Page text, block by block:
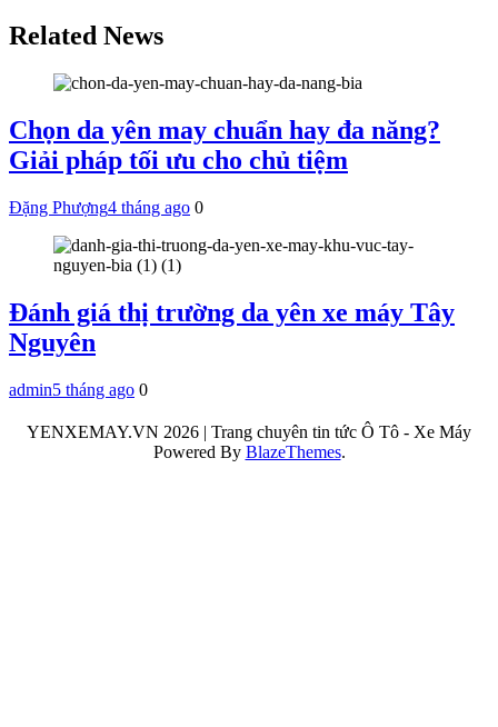
viết
Related News
Chọn da yên may chuẩn hay đa năng?
Giải pháp tối ưu cho chủ tiệm
Đặng Phượng4 tháng ago 0
Đánh giá thị trường da yên xe máy Tây
Nguyên
admin5 tháng ago 0
YENXEMAY.VN 2026 | Trang chuyên tin tức Ô Tô - Xe Máy
Powered By BlazeThemes.